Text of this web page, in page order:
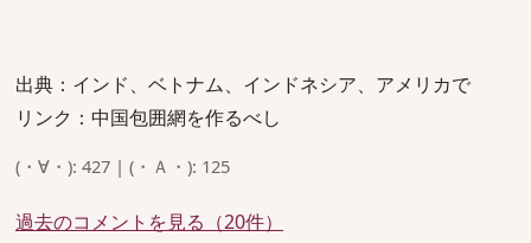
出典：インド、ベトナム、インドネシア、アメリカで
リンク：中国包囲網を作るべし
(・∀・): 427 | (・Ａ・): 125
過去のコメントを見る（20件）